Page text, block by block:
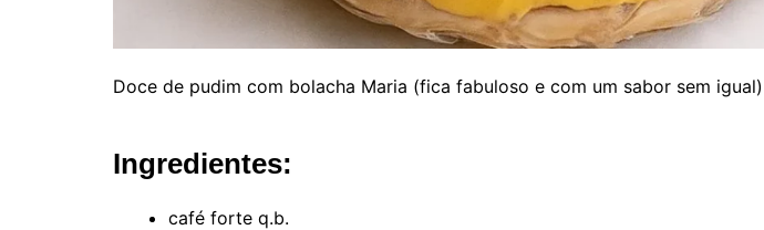
Doce de pudim com bolacha Maria (fica fabuloso e com um sabor sem igual)
Ingredientes:
café forte q.b.